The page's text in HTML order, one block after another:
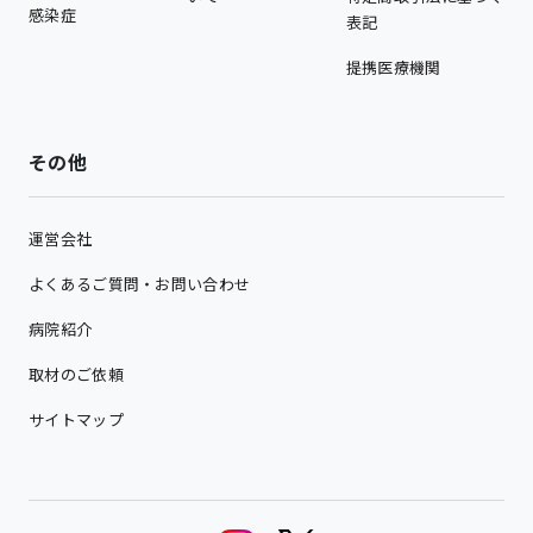
感染症
表記
提携医療機関
その他
運営会社
よくあるご質問・お問い合わせ
病院紹介
取材のご依頼
サイトマップ